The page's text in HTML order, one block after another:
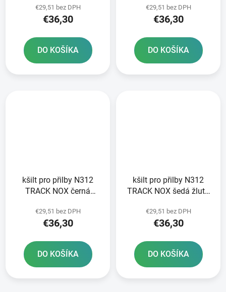
€29,51 bez DPH
€36,30
DO KOŠÍKA
€29,51 bez DPH
€36,30
DO KOŠÍKA
kšilt pro přilby N312
TRACK NOX černá
€29,51 bez DPH
€36,30
DO KOŠÍKA
kšilt pro přilby N312
TRACK NOX šedá žlutá
€29,51 bez DPH
€36,30
DO KOŠÍKA